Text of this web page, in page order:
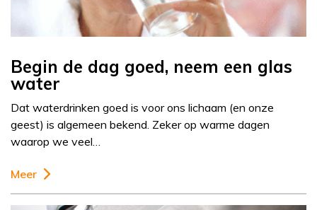
Begin de dag goed, neem een glas
water
Dat waterdrinken goed is voor ons lichaam (en onze
geest) is algemeen bekend. Zeker op warme dagen
waarop we veel…
Meer